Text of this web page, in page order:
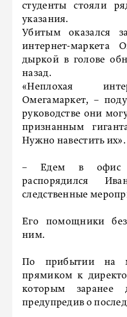
студенты стояли
указания.
Убитым оказался
интернет-маркета
дыркой в голове
назад.
«Неплохая
Омегамаркет, –
руководстве они
признанным
Нужно навестить их».
– Едем в офис
распорядился
следственные
Его помощники
ним.
По прибытии на
прямиком к
которым заранее
предупредив о